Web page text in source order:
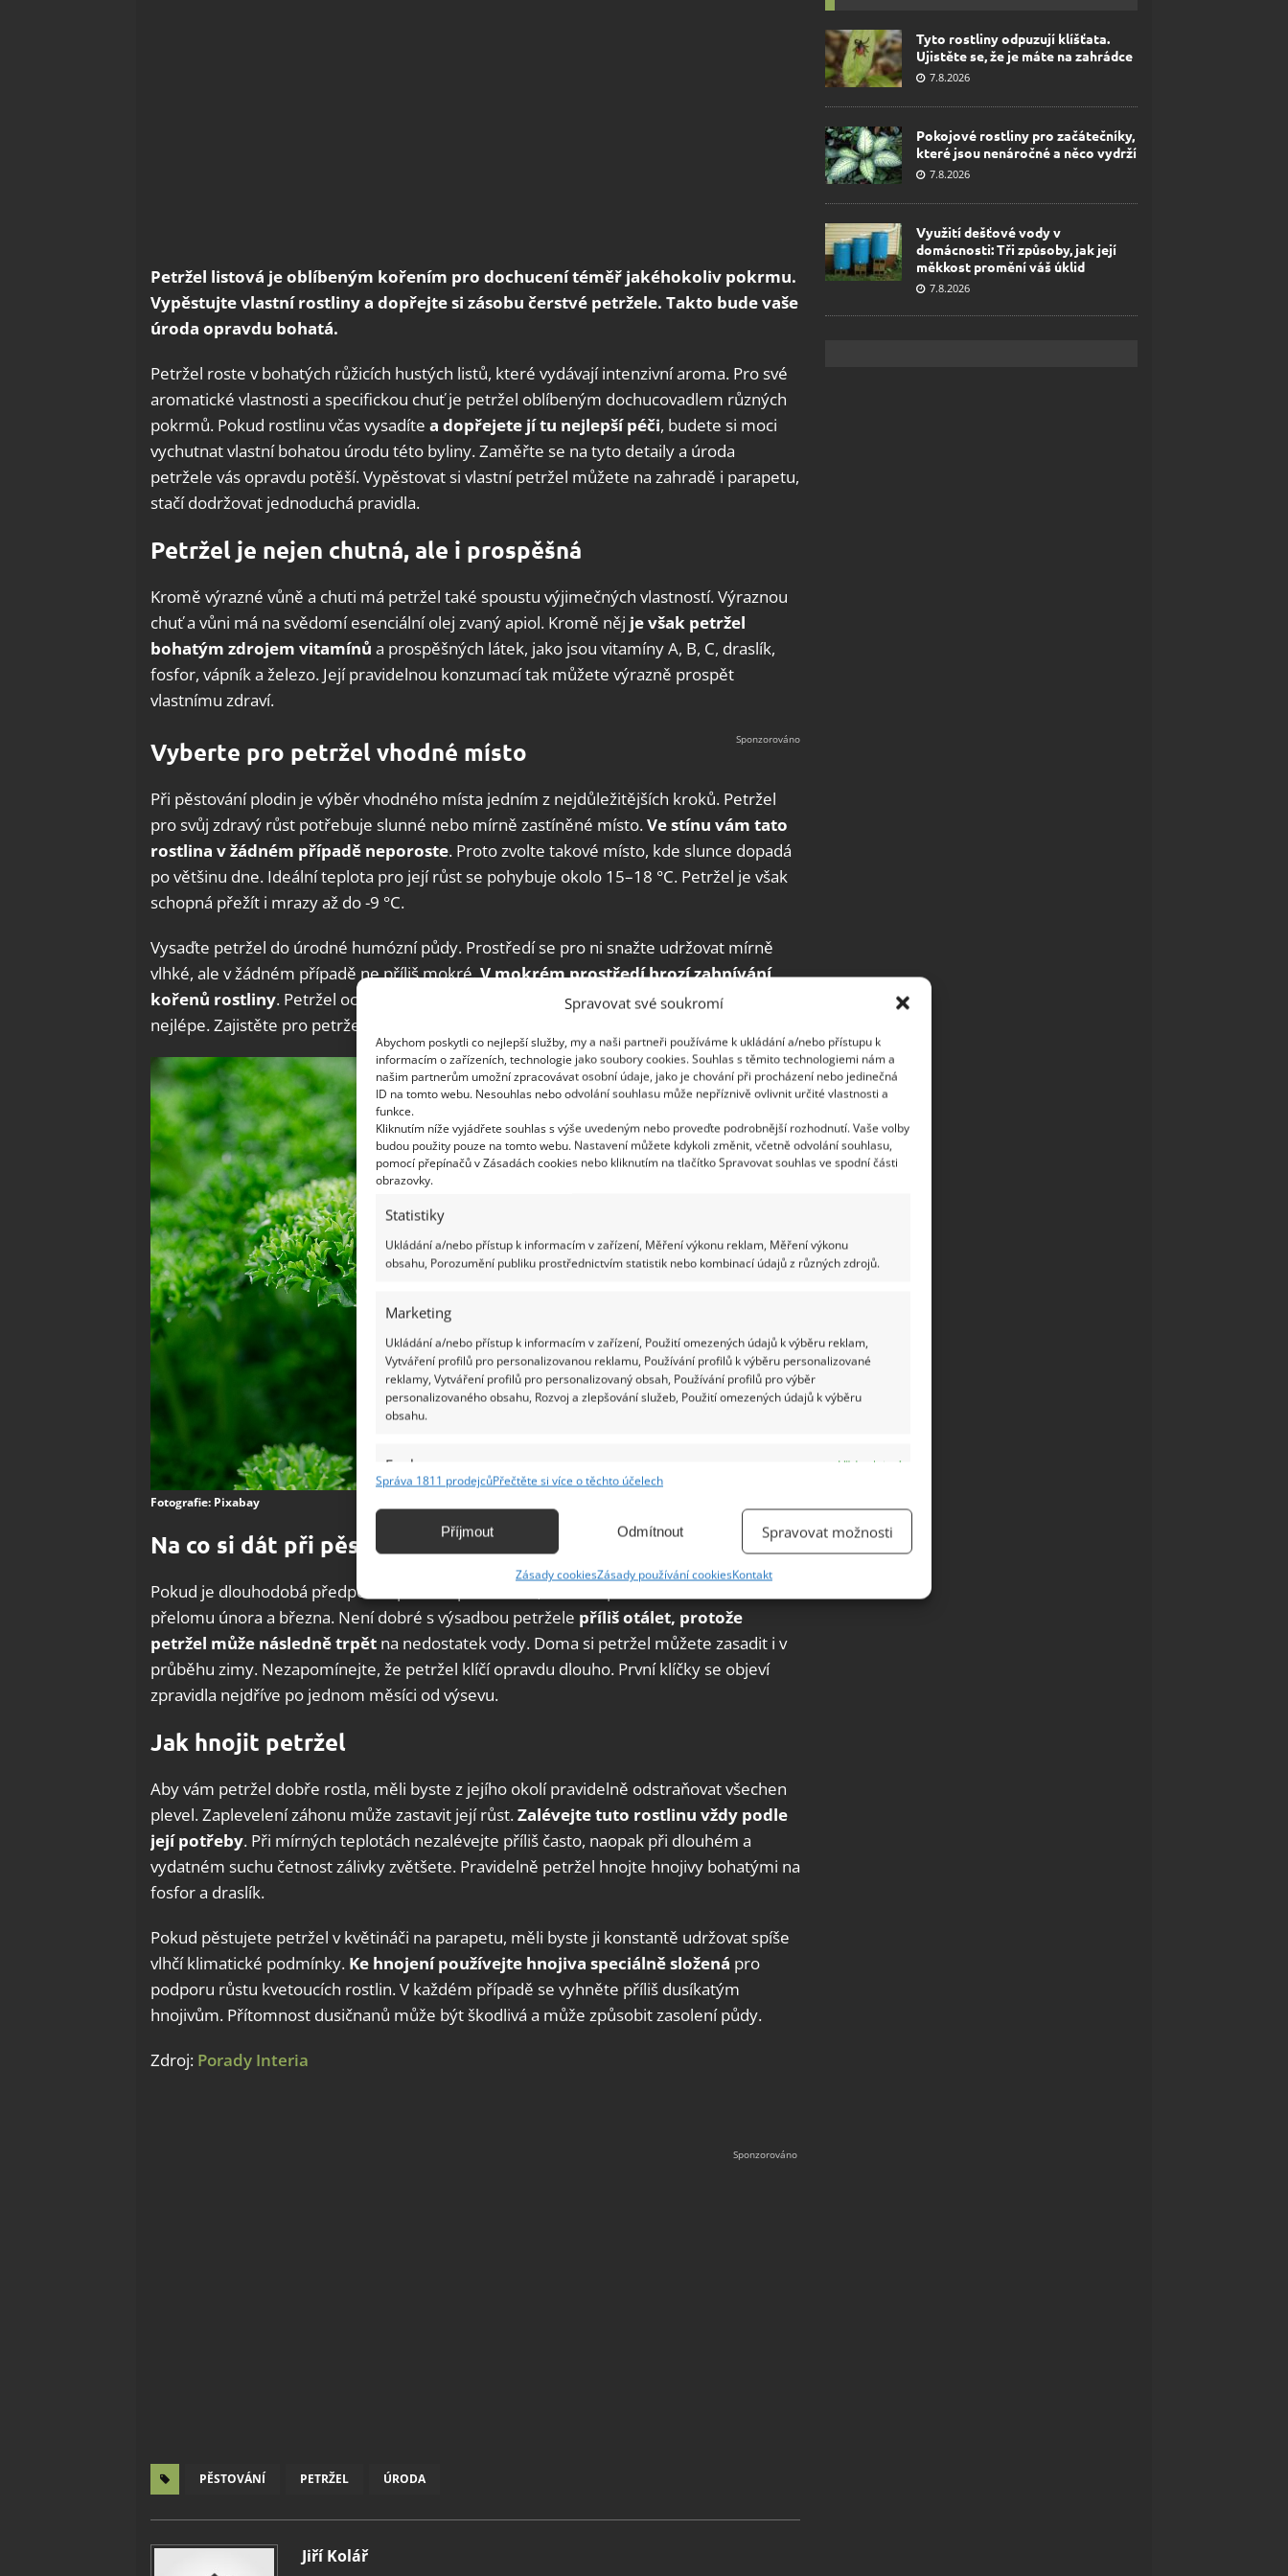
Spravovat své soukromí
Abychom poskytli co nejlepší služby, my a naši partneři používáme k ukládání a/nebo přístupu k
informacím o zařízeních, technologie jako soubory cookies. Souhlas s těmito technologiemi nám a
našim partnerům umožní zpracovávat osobní údaje, jako je chování při procházení nebo jedinečná
ID na tomto webu. Nesouhlas nebo odvolání souhlasu může nepříznivě ovlivnit určité vlastnosti a
funkce.
Kliknutím níže vyjádřete souhlas s výše uvedeným nebo proveďte podrobnější rozhodnutí. Vaše volby
budou použity pouze na tomto webu. Nastavení můžete kdykoli změnit, včetně odvolání souhlasu,
pomocí přepínačů v Zásadách cookies nebo kliknutím na tlačítko Spravovat souhlas ve spodní části
obrazovky.
Statistiky
Ukládání a/nebo přístup k informacím v zařízení, Měření výkonu reklam, Měření výkonu
obsahu, Porozumění publiku prostřednictvím statistik nebo kombinací údajů z různých zdrojů.
Marketing
Ukládání a/nebo přístup k informacím v zařízení, Použití omezených údajů k výběru reklam,
Vytváření profilů pro personalizovanou reklamu, Používání profilů k výběru personalizované
reklamy, Vytváření profilů pro personalizovaný obsah, Používání profilů pro výběr
personalizovaného obsahu, Rozvoj a zlepšování služeb, Použití omezených údajů k výběru
obsahu.
Funkce
Vždy aktivní
Identifikace zařízení na základě automaticky přenášených informací.
základě aktivně vyžádaných informací.
Zajištění bezpečnosti, předcházení a zjišťování podvodů a
odstraňování chyb, Poskytování a zobrazování reklamy a obsahu,
Ukládání a sdělování voleb ochrany osobních údajů.
Správa 1811 prodejcůPřečtěte si více o těchto účelech
Příjmout Odmítnout Spravovat možnosti
Zásady cookiesZásady používání cookiesKontakt
Petržel listová je oblíbeným kořením pro dochucení téměř jakéhokoliv pokrmu.
Vypěstujte vlastní rostliny a dopřejte si zásobu čerstvé petržele. Takto bude vaše
úroda opravdu bohatá.
Petržel roste v bohatých růžicích hustých listů, které vydávají intenzivní aroma. Pro své
aromatické vlastnosti a specifickou chuť je petržel oblíbeným dochucovadlem různých
pokrmů. Pokud rostlinu včas vysadíte a dopřejete jí tu nejlepší péči, budete si moci
vychutnat vlastní bohatou úrodu této byliny. Zaměřte se na tyto detaily a úroda
petržele vás opravdu potěší. Vypěstovat si vlastní petržel můžete na zahradě i parapetu,
stačí dodržovat jednoduchá pravidla.
Petržel je nejen chutná, ale i prospěšná
Kromě výrazné vůně a chuti má petržel také spoustu výjimečných vlastností. Výraznou
chuť a vůni má na svědomí esenciální olej zvaný apiol. Kromě něj je však petržel
bohatým zdrojem vitamínů a prospěšných látek, jako jsou vitamíny A, B, C, draslík,
fosfor, vápník a železo. Její pravidelnou konzumací tak můžete výrazně prospět
vlastnímu zdraví.
Vyberte pro petržel vhodné místo
Při pěstování plodin je výběr vhodného místa jedním z nejdůležitějších kroků. Petržel
pro svůj zdravý růst potřebuje slunné nebo mírně zastíněné místo.Ve stínu vám tato
rostlina v žádném případě neporoste. Proto zvolte takové místo, kde slunce dopadá
po většinu dne. Ideální teplota pro její růst se pohybuje okolo 15–18 °C. Petržel je však
schopná přežít i mrazy až do -9 °C.
Vysaďte petržel do úrodné humózní půdy. Prostředí se pro ni snažte udržovat mírně
vlhké, ale v žádném případě ne příliš mokré.V mokrém prostředí hrozí zahnívání
kořenů rostliny. Petržel ocení mírně kyselé pH půdy. V tomto prostředí se jí roste
nejlépe. Zajistěte pro petržel ty nejlepší podmínky a vyroste vám zdravá a silná rostlina.
Fotografie: Pixabay
Na co si dát při pěstování pozor
Pokud je dlouhodobá předpověď počasí optimistická, můžete petržel zasít už na
přelomu února a března. Není dobré s výsadbou petržele příliš otálet, protože
petržel může následně trpět na nedostatek vody. Doma si petržel můžete zasadit i v
průběhu zimy. Nezapomínejte, že petržel klíčí opravdu dlouho. První klíčky se objeví
zpravidla nejdříve po jednom měsíci od výsevu.
Jak hnojit petržel
Aby vám petržel dobře rostla, měli byste z jejího okolí pravidelně odstraňovat všechen
plevel. Zaplevelení záhonu může zastavit její růst.Zalévejte tuto rostlinu vždy podle
její potřeby. Při mírných teplotách nezalévejte příliš často, naopak při dlouhém a
vydatném suchu četnost zálivky zvětšete. Pravidelně petržel hnojte hnojivy bohatými na
fosfor a draslík.
Pokud pěstujete petržel v květináči na parapetu, měli byste ji konstantě udržovat spíše
vlhčí klimatické podmínky. Ke hnojení používejte hnojiva speciálně složená pro
podporu růstu kvetoucích rostlin. V každém případě se vyhněte příliš dusíkatým
hnojivům. Přítomnost dusičnanů může být škodlivá a může způsobit zasolení půdy.
Zdroj: Porady Interia
PĚSTOVÁNÍ PETRŽEL ÚRODA
Jiří Kolář
Tyto rostliny odpuzují klíšťata.
Ujistěte se, že je máte na zahrádce
7.8.2026
Pokojové rostliny pro začátečníky,
které jsou nenáročné a něco vydrží
7.8.2026
Využití dešťové vody v
domácnosti: Tři způsoby, jak její
měkkost promění váš úklid
7.8.2026